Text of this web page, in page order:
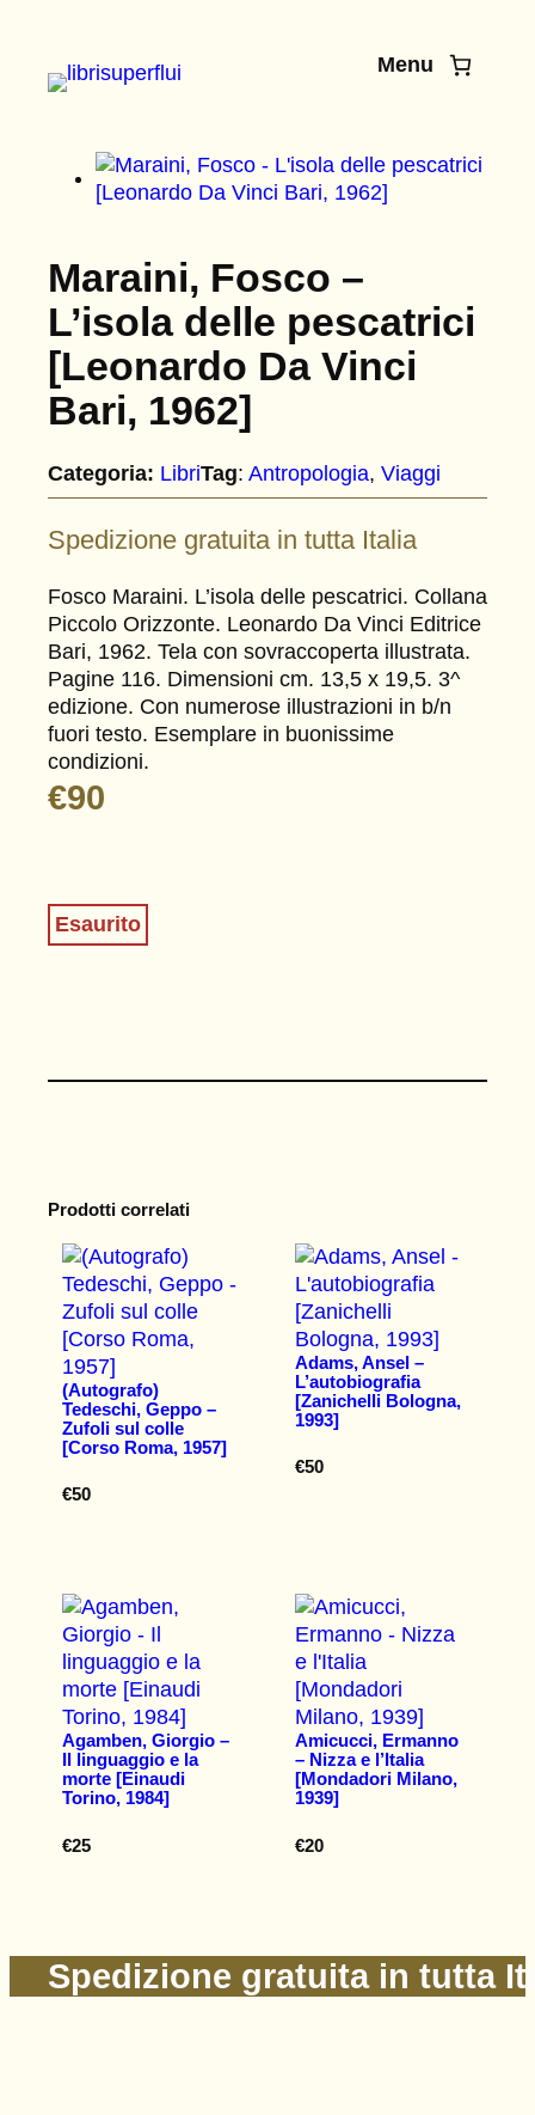
contenuto
Menu
Maraini, Fosco –
L’isola delle pescatrici
[Leonardo Da Vinci
Bari, 1962]
Categoria: LibriTag: Antropologia, Viaggi
Spedizione gratuita in tutta Italia
Fosco Maraini. L’isola delle pescatrici. Collana
Piccolo Orizzonte. Leonardo Da Vinci Editrice
Bari, 1962. Tela con sovraccoperta illustrata.
Pagine 116. Dimensioni cm. 13,5 x 19,5. 3^
edizione. Con numerose illustrazioni in b/n
fuori testo. Esemplare in buonissime
condizioni.
€90
Esaurito
Prodotti correlati
(Autografo)
Tedeschi, Geppo –
Zufoli sul colle
[Corso Roma, 1957]
€50
Adams, Ansel –
L’autobiografia
[Zanichelli Bologna,
1993]
€50
Agamben, Giorgio –
Il linguaggio e la
morte [Einaudi
Torino, 1984]
€25
Amicucci, Ermanno
– Nizza e l’Italia
[Mondadori Milano,
1939]
€20
Spedizione gratuita in tutta